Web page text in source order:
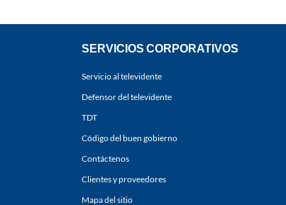
SERVICIOS CORPORATIVOS
Servicio al televidente
Defensor del televidente
TDT
Código del buen gobierno
Contáctenos
Clientes y proveedores
Mapa del sitio